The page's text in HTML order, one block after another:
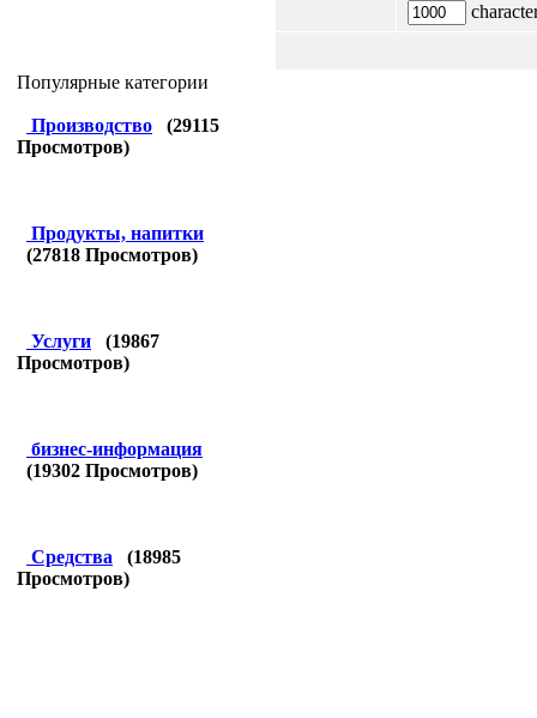
Популярные категории
Производство (29115
Просмотров)
Продукты, напитки
(27818 Просмотров)
Услуги (19867
Просмотров)
бизнес-информация
(19302 Просмотров)
Средства (18985
Просмотров)